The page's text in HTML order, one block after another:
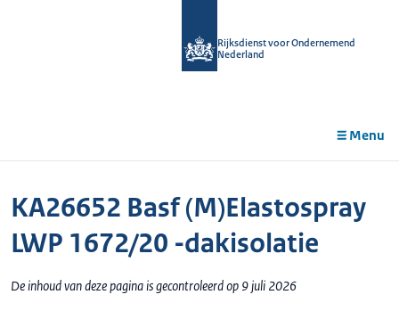
Rijksdienst voor Ondernemend
Nederland
Menu
KA26652 Basf (M)Elastospray
LWP 1672/20 -dakisolatie
De inhoud van deze pagina is gecontroleerd op 9 juli 2026